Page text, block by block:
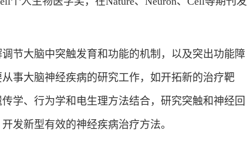
大脑中突触发育和功能的机制，以及突出功能障
事大脑神经疾病的研究工作，如开拓新的治疗靶
学、行为学和电生理方法结合，研究突触和神经回
发新型有效的神经疾病治疗方法。